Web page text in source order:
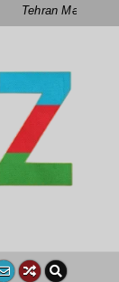
Tehran Mənsimov